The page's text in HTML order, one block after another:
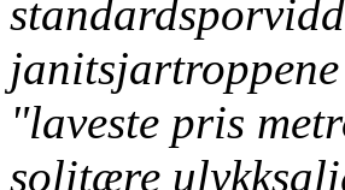
"laveste pris
solitære